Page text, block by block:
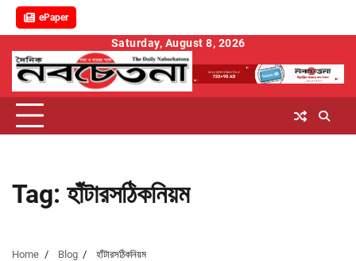
ePaper
content
Saturday, August 8, 2026
Tag: হাঁটারসঠিকনিয়ম
Home Blog হাঁটারসঠিকনিয়ম